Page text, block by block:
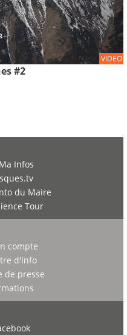
VIDEO
#2
Infos
du Maire
Tour
compte
d'info
de presse